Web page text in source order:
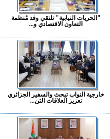
"الحريات النيابية" تلتقي وفد مُنظمة
التعاون الاقتصادي و...
خارجية النواب تبحث والسفير الجزائري
تعزيز العلاقات الثن...